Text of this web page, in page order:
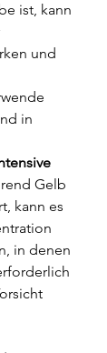
ist, kann
und
in
Gelb
kann es
in denen